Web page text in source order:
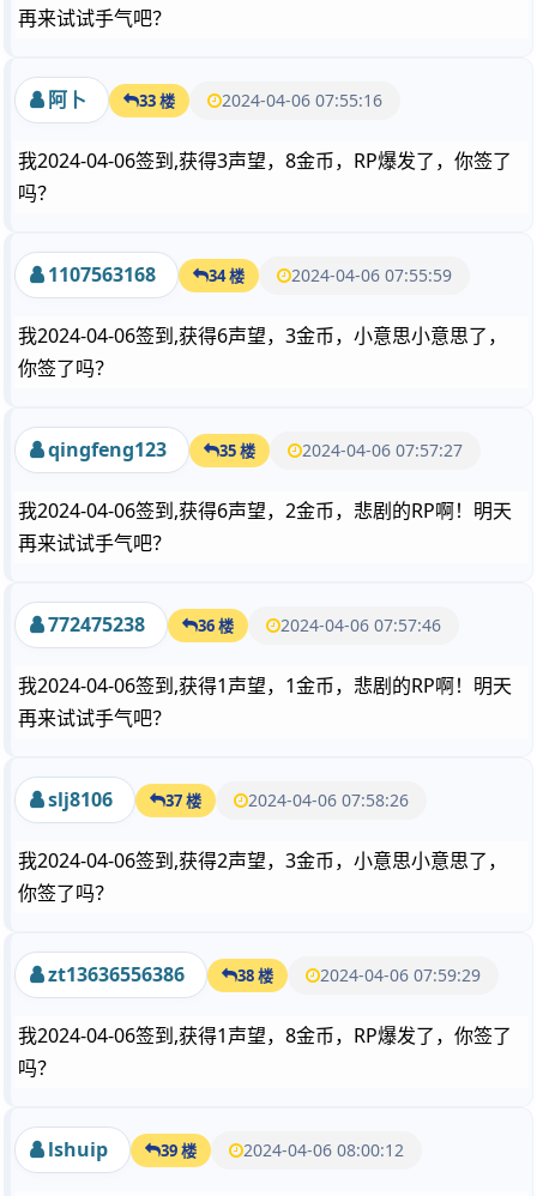
再来试试手气吧？
阿卜 33 楼 2024-04-06 07:55:16
我2024-04-06签到,获得3声望，8金币，RP爆发了，你签了
吗？
1107563168 34 楼 2024-04-06 07:55:59
我2024-04-06签到,获得6声望，3金币，小意思小意思了，
你签了吗？
qingfeng123 35 楼 2024-04-06 07:57:27
我2024-04-06签到,获得6声望，2金币，悲剧的RP啊！明天
再来试试手气吧？
772475238 36 楼 2024-04-06 07:57:46
我2024-04-06签到,获得1声望，1金币，悲剧的RP啊！明天
再来试试手气吧？
slj8106 37 楼 2024-04-06 07:58:26
我2024-04-06签到,获得2声望，3金币，小意思小意思了，
你签了吗？
zt13636556386 38 楼 2024-04-06 07:59:29
我2024-04-06签到,获得1声望，8金币，RP爆发了，你签了
吗？
lshuip 39 楼 2024-04-06 08:00:12